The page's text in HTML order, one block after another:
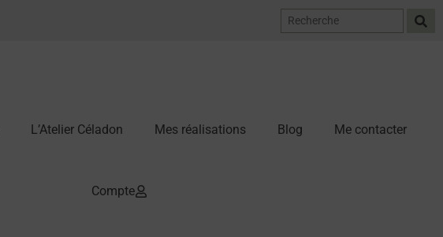
L’Atelier Céladon Mes réalisations Blog Me contacter
Compte